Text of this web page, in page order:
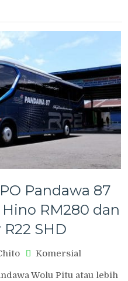
Pandawa 87
RM280 dan
SHD
Komersial
Wolu Pitu atau lebih